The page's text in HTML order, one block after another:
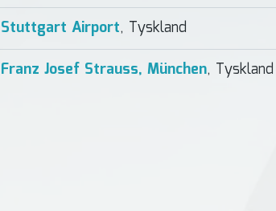
Stuttgart Airport, Tyskland
Franz Josef Strauss, München, Tyskland